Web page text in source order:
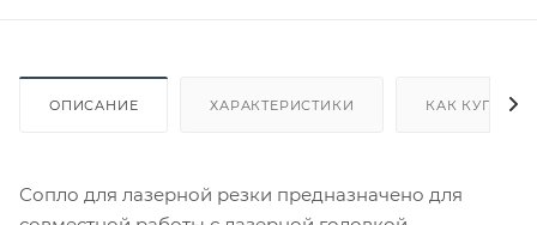
ОПИСАНИЕ ХАРАКТЕРИСТИКИ КАК КУПИТЬ
Сопло для лазерной резки предназначено для